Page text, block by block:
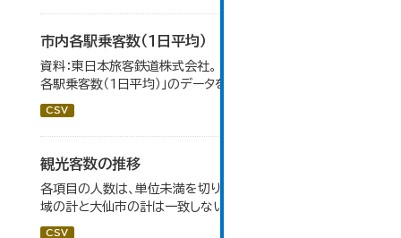
市内各駅乗客数（１日平均）
資料：東日本旅客鉄道株式会社。 大仙市の統計「8-2 市内
各駅乗客数（1日平均）」のデータを参照しています。
CSV
観光客数の推移
各項目の人数は、単位未満を切り捨てしているため、各地
域の計と大仙市の計は一致しない場合がある。
CSV